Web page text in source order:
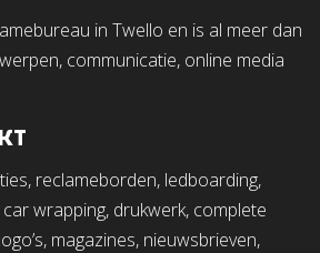
in Twello en is al meer dan
communicatie, online media
reclameborden, ledboarding,
wrapping, drukwerk, complete
magazines, nieuwsbrieven,